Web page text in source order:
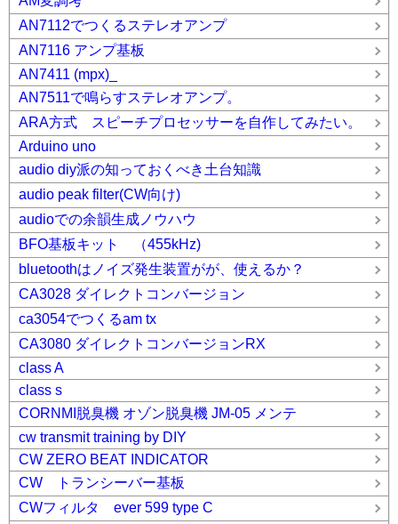
AN7112でつくるステレオアンプ
AN7116 アンプ基板
AN7411 (mpx)_
AN7511で鳴らすステレオアンプ。
ARA方式 スピーチプロセッサーを自作してみたい。
Arduino uno
audio diy派の知っておくべき土台知識
audio peak filter(CW向け)
audioでの余韻生成ノウハウ
BFO基板キット （455kHz)
bluetoothはノイズ発生装置がが、使えるか？
CA3028 ダイレクトコンバージョン
ca3054でつくるam tx
CA3080 ダイレクトコンバージョンRX
class A
class s
CORNMI脱臭機 オゾン脱臭機 JM-05 メンテ
cw transmit training by DIY
CW ZERO BEAT INDICATOR
CW トランシーバー基板
CWフィルタ ever 599 type C